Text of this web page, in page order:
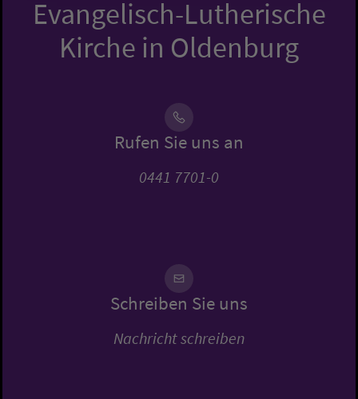
Evangelisch-Lutherische
Kirche in Oldenburg
Rufen Sie uns an
0441 7701-0
Schreiben Sie uns
Nachricht schreiben